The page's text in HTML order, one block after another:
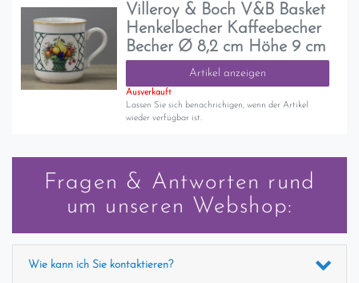
Villeroy & Boch V&B Basket
Henkelbecher Kaffeebecher
Becher Ø 8,2 cm Höhe 9 cm
Artikel anzeigen
Ausverkauft
Lassen Sie sich benachrichigen, wenn der Artikel
wieder verfügbar ist.
Fragen & Antworten rund
um unseren Webshop:
Wie kann ich Sie kontaktieren?